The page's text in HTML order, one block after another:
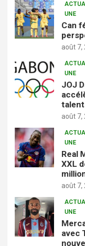
UNE
Can
août 7,
UNE
JOJ
août 7,
UNE
Real
XXL
août 7,
UNE
avec